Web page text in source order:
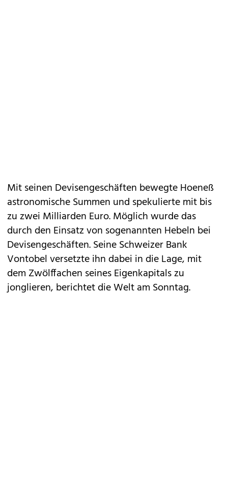
Mit seinen Devisengeschäften bewegte Hoeneß
astronomische Summen und spekulierte mit bis
zu zwei Milliarden Euro. Möglich wurde das
durch den Einsatz von sogenannten Hebeln bei
Devisengeschäften. Seine Schweizer Bank
Vontobel versetzte ihn dabei in die Lage, mit
dem Zwölffachen seines Eigen­kapitals zu
jonglieren, berichtet die Welt am Sonntag.